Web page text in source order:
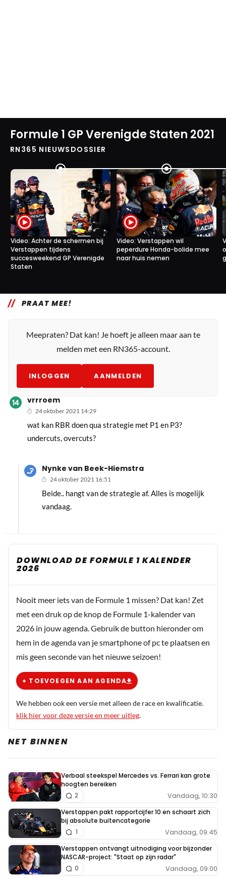
Formule 1 GP Verenigde Staten 2021
RN365 NIEUWSDOSSIER
Video: Achter de schermen bij
Verstappen tijdens
succesweekend GP Verenigde
Staten
Video: Verstappen wil
peperdure Honda-bolide mee
naar huis nemen
PRAAT MEE!
Meepraten? Dat kan! Je hoeft je alleen maar aan te
melden met een RN365-account.
INLOGGEN AANMELDEN
vrrroem
24 oktober 2021 14:29
wat kan RBR doen qua strategie met P1 en P3?
undercuts, overcuts?
Nynke van Beek-Hiemstra
24 oktober 2021 16:51
Beide.. hangt van de strategie af. Alles is mogelijk
vandaag.
DOWNLOAD DE FORMULE 1 KALENDER
2026
Nooit meer iets van de Formule 1 missen? Dat kan! Zet
met een druk op de knop de Formule 1-kalender van
2026 in jouw agenda. Gebruik de button hieronder om
hem in de agenda van je smartphone of pc te plaatsen en
mis geen seconde van het nieuwe seizoen!
+ TOEVOEGEN AAN AGENDA
We hebben ook een versie met alleen de race en kwalificatie.
klik hier voor deze versie en meer uitleg.
NET BINNEN
Verbaal steekspel Mercedes vs. Ferrari kan grote
hoogten bereiken
Vandaag, 10:30
2
Verstappen pakt rapportcijfer 10 en schaart zich
bij absolute buitencategorie
Vandaag, 09:45
1
Verstappen ontvangt uitnodiging voor bijzonder
NASCAR-project: "Staat op zijn radar"
Vandaag, 09:00
0